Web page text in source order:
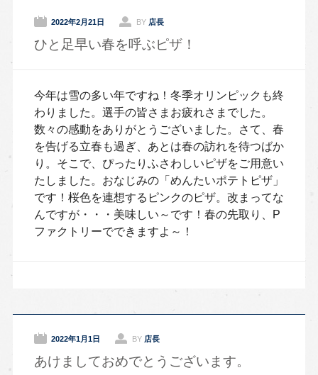
2022年2月21日 BY 店長
ひと足早い春を呼ぶピザ！
今年は雪の多い年ですね！冬季オリンピックも終
わりました。選手の皆さまお疲れさまでした。
数々の感動をありがとうございました。さて、春
を告げる立春も過ぎ、あとは春の訪れを待つばか
り。そこで、ぴったりふさわしいピザをご用意い
たしました。おなじみの「めんたいポテトピザ」
です！桜色を連想するピンクのピザ。改まってな
んですが・・・美味しい～です！春の先取り、P
ファクトリーでできますよ～！
2022年1月1日 BY 店長
あけましておめでとうございます。